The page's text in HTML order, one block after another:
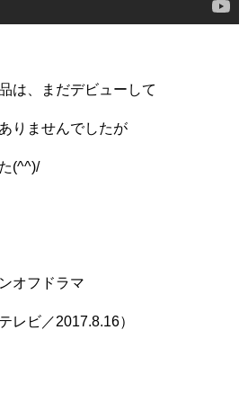
は、まだデビューして
りませんでしたが
(^^)/
オフドラマ
レビ／2017.8.16）